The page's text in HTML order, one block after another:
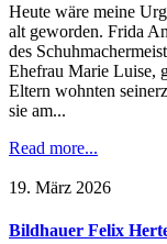
Heute wäre meine
alt geworden. Frida
des
Ehefrau Marie Luise,
Eltern wohnten
sie am...
Read more...
19. März 2026
Bildhauer Felix